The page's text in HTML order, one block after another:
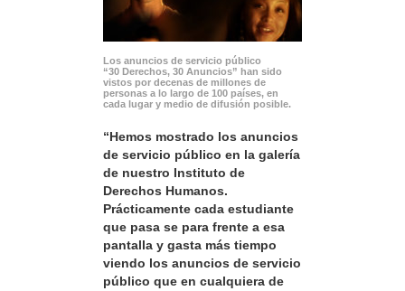
Los anuncios de servicio público
“30 Derechos, 30 Anuncios” han sido
vistos por decenas de millones de
personas a lo largo de 100 países, en
cada lugar y medio de difusión posible.
“Hemos mostrado los anuncios
de servicio público en la galería
de nuestro Instituto de
Derechos Humanos.
Prácticamente cada estudiante
que pasa se para frente a esa
pantalla y gasta más tiempo
viendo los anuncios de servicio
público que en cualquiera de